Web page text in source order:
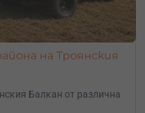
на Троянския
Балкан от различна